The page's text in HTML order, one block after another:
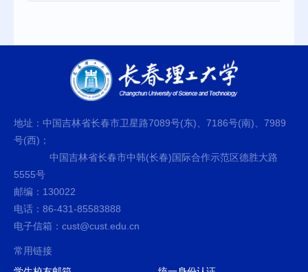
地址：中国吉林省长春市卫星路7089号(东)、7186号(南)、7989
号(西)；
中国吉林省长春市中韩(长春)国际合作示范区德胜大路
5555号
邮编：130022
电话：86-431-85583888
电子信箱：cust@cust.edu.cn
常用链接